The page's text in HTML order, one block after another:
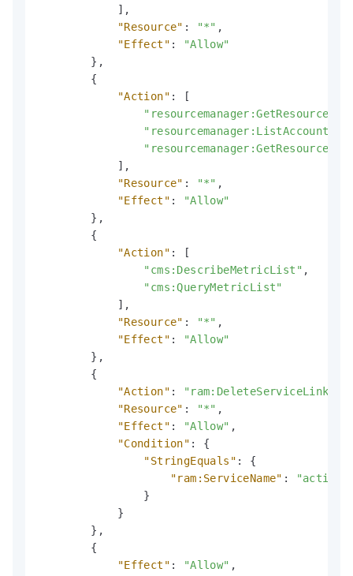
] ,
"Resource" : "*" ,
"Effect" :
"Allow"
} ,
{
"Action" :
[
"resourcemanager:ListAccounts"
] ,
"Resource" : "*" ,
"Effect" :
"Allow"
} ,
{
"Action" :
[
"cms:DescribeMetricList" ,
"cms:QueryMetricList"
] ,
"Resource" : "*" ,
"Effect" :
"Allow"
} ,
{
"Action" :
"Resource" : "*" ,
"Effect" : "Allow" ,
"Condition" :
{
"StringEquals" :
{
"ram:ServiceName" :
}
}
} ,
{
"Effect" : "Allow" ,